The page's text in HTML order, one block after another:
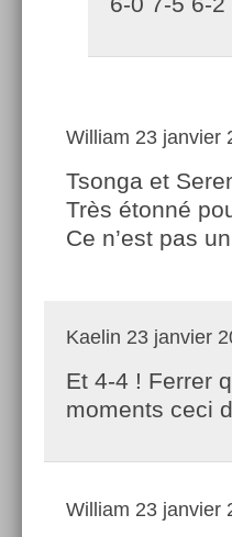
William 23 janvier
Tsonga et
Très étonné
Ce n’est pas
Kaelin 23 janvier
Et 4-4 ! Ferrer
moments ceci
William 23 janvier